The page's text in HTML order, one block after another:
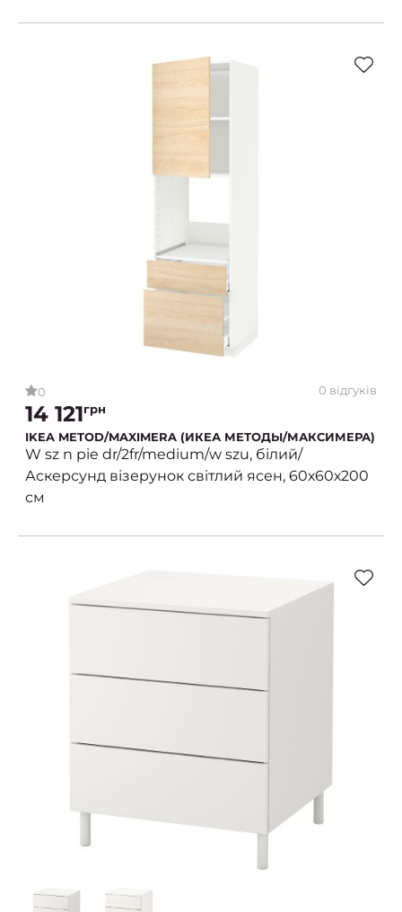
0 0 відгуків
14 121грн
IKEA METOD/MAXIMERA (ИКЕА МЕТОДЫ/МАКСИМЕРА)
W sz n pie dr/2fr/medium/w szu, білий/
Аскерсунд візерунок світлий ясен, 60х60х200
см